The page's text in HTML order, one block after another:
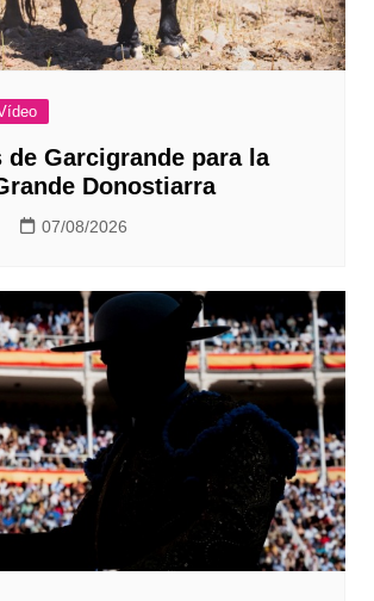
de Garcigrande para la
Donostiarra
07/08/2026